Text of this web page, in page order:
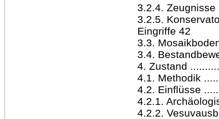
3.2.4. Zeugnisse
3.2.5.
Eingriffe 42
3.3.
3.4.
4. Zustand
4.1. Methodik
4.2. Einflüsse
4.2.1.
4.2.2.